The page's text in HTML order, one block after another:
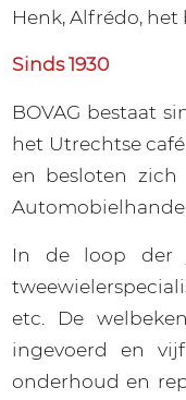
Henk, Alfrédo,
Sinds 1930
BOVAG bestaat
het Utrechtse
en besloten
In de loop der
etc. De
ingevoerd en
onderhoud en